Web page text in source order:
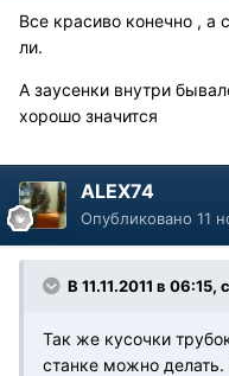
Все красиво конечно , а
ли.
А заусенки внутри
хорошо значится
ALEX74
Опубликовано 11
В 11.11.2011 в 06:15,
Так же кусочки
станке можно